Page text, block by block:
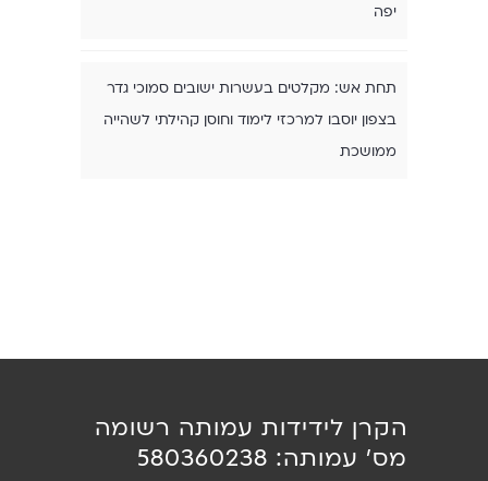
יפה
תחת אש: מקלטים בעשרות ישובים סמוכי גדר
בצפון יוסבו למרכזי לימוד וחוסן קהילתי לשהייה
ממושכת
הקרן לידידות עמותה רשומה
מס' עמותה: 580360238